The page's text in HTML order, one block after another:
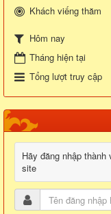
Khách viếng thăm
Hôm nay
Tháng hiện tại
Tổng lượt truy cập
Hãy đăng nhập
site